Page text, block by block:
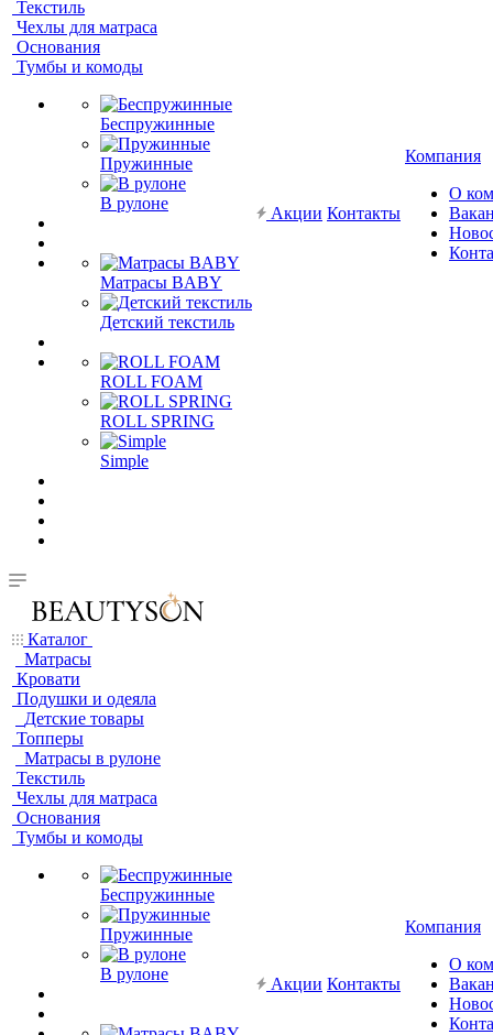
Текстиль
Чехлы для матраса
Основания
Тумбы и комоды
Беспружинные
Пружинные
В рулоне
Матрасы BABY
Детский текстиль
ROLL FOAM
ROLL SPRING
Simple
Акции Контакты
Компания
О
Каталог
Матрасы
Кровати
Подушки и одеяла
Детские товары
Топперы
Матрасы в рулоне
Текстиль
Чехлы для матраса
Основания
Тумбы и комоды
Беспружинные
Пружинные
В рулоне
Акции Контакты
Компания
О